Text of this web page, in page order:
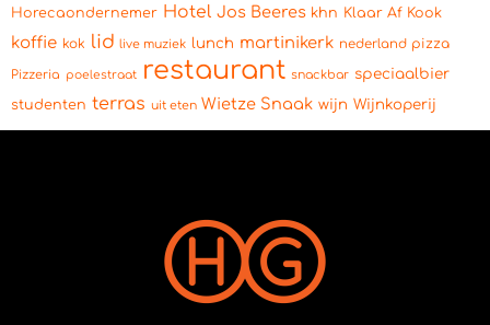
Horecaondernemer Hotel Jos Beeres khn Klaar Af Kook
koffie kok lid live muziek lunch martinikerk nederland pizza
Pizzeria poelestraat restaurant snackbar speciaalbier
studenten terras uit eten Wietze Snaak wijn Wijnkoperij